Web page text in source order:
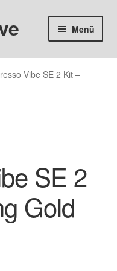
Menü
Vibe SE 2 Kit –
SE 2
Gold